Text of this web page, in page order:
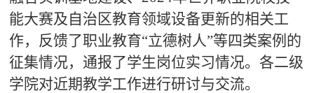
能大赛及自治区教育领域设备更新的相关工
作，反馈了职业教育“立德树人”等四类案例的
征集情况，通报了学生岗位实习情况。各二级
学院对近期教学工作进行研讨与交流。